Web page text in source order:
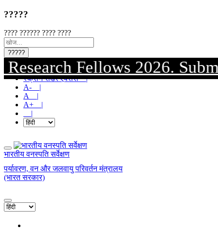
?????
???? ?????? ???? ????
?????
Fellows 2026.
मुख्य सामग्री पर जाएं |
स्क्रीन रीडर एक्सेस |
A- |
A |
A+ |
|
भारतीय वनस्पति सर्वेक्षण
पर्यावरण, वन और जलवायु परिवर्तन मंत्रालय
(भारत सरकार)